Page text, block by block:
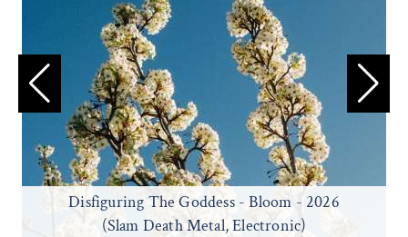
Disfiguring The Goddess - Bloom - 2026
(Slam Death Metal, Electronic)